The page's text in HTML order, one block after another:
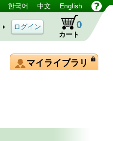
한국어 中文 English
カート
0
マイライブラリ